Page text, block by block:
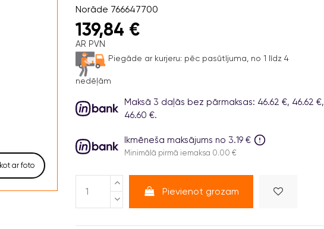
ar foto
Norāde 766647700
139,84 €
AR PVN
Piegāde ar kurjeru: pēc pasūtījuma, no 1 līdz 4
nedēļām
Maksā 3 daļās bez pārmaksas: 46.62 €, 46.62 €,
46.60 €.
Ikmēneša maksājums no 3.19 €
Minimālā pirmā iemaksa 0.00 €
Pievienot grozam